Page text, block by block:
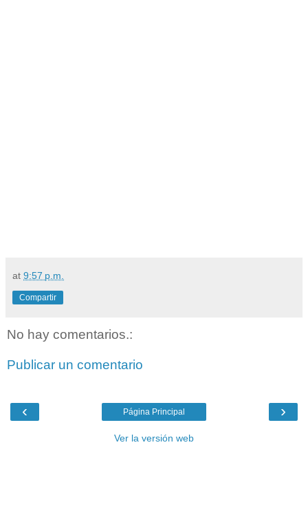
at 9:57 p.m.
Compartir
No hay comentarios.:
Publicar un comentario
‹ ›
Página Principal
Ver la versión web